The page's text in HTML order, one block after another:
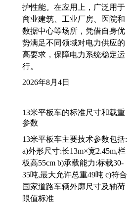
护性能。在应用上，广泛用于
商业建筑、工业厂房、医院和
数据中心等场所，凭借自身优
势满足不同领域对电力供应的
高要求，保障电力系统稳定运
行。
2026年8月4日
13米平板车的标准尺寸和载重
参数
13米平板车主要技术参数包括:
a)外形尺寸:长13m×宽2.45m,栏
板高55cm b)承载能力:标载30-
35吨,最大允许总重49吨 c)符合
国家道路车辆外廓尺寸及轴荷
限值标准